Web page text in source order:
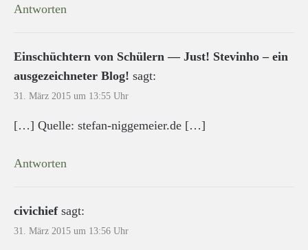
Antworten
Einschüchtern von Schülern — Just! Stevinho – ein
ausgezeichneter Blog! sagt:
31. März 2015 um 13:55 Uhr
[…] Quelle: stefan-niggemeier.de […]
Antworten
civichief sagt:
31. März 2015 um 13:56 Uhr